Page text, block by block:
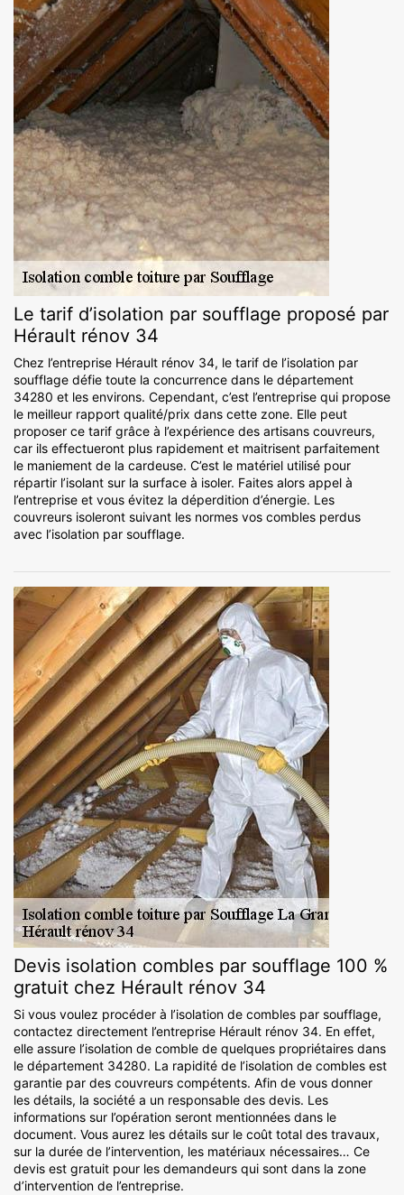
Le tarif d’isolation par soufflage proposé par
Hérault rénov 34
Chez l’entreprise Hérault rénov 34, le tarif de l’isolation par
soufflage défie toute la concurrence dans le département
34280 et les environs. Cependant, c’est l’entreprise qui propose
le meilleur rapport qualité/prix dans cette zone. Elle peut
proposer ce tarif grâce à l’expérience des artisans couvreurs,
car ils effectueront plus rapidement et maitrisent parfaitement
le maniement de la cardeuse. C’est le matériel utilisé pour
répartir l’isolant sur la surface à isoler. Faites alors appel à
l’entreprise et vous évitez la déperdition d’énergie. Les
couvreurs isoleront suivant les normes vos combles perdus
avec l’isolation par soufflage.
Devis isolation combles par soufflage 100 %
gratuit chez Hérault rénov 34
Si vous voulez procéder à l’isolation de combles par soufflage,
contactez directement l’entreprise Hérault rénov 34. En effet,
elle assure l’isolation de comble de quelques propriétaires dans
le département 34280. La rapidité de l’isolation de combles est
garantie par des couvreurs compétents. Afin de vous donner
les détails, la société a un responsable des devis. Les
informations sur l’opération seront mentionnées dans le
document. Vous aurez les détails sur le coût total des travaux,
sur la durée de l’intervention, les matériaux nécessaires… Ce
devis est gratuit pour les demandeurs qui sont dans la zone
d’intervention de l’entreprise.